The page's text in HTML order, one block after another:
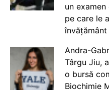
un
pe care le
Andra-
Târgu Jiu,
o bursă
Biochimie